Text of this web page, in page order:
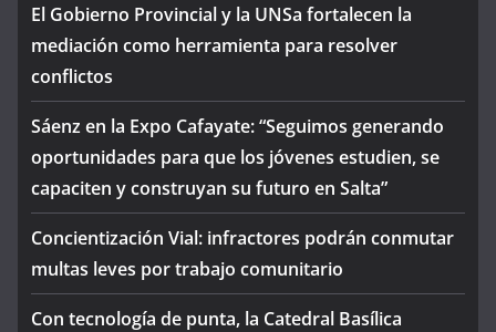
El Gobierno Provincial y la UNSa fortalecen la
mediación como herramienta para resolver
conflictos
Sáenz en la Expo Cafayate: “Seguimos generando
oportunidades para que los jóvenes estudien, se
capaciten y construyan su futuro en Salta”
Concientización Vial: infractores podrán conmutar
multas leves por trabajo comunitario
Con tecnología de punta, la Catedral Basílica